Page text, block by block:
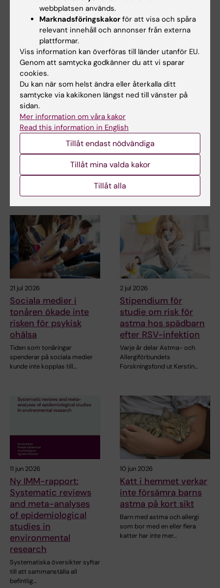
Kalenderhändelse
Tags
Biostatistik Epidemiologi
Uppdaterad av:
Gunilla Sonnebring 2023-03-27
Innehållsgranskare:
Gunilla Sonnebring
Dela
Relaterade artiklar
21 jul 2026
Sociala medier i
tonåren ökade inte
risken för psykisk
ohälsa
Tiden som tonåringar
spenderar på sociala medier
kunde inte kopplas till…
2 jul 2026
Stipendium för
studie om risk för
astma hos spädbarn
efter RSV-infektion
Varje år delar Astma- och
Allergiförbundets
Forskningsfond ut Kerstin…
11 jun 2026
Ny IMM-rapport:
Systematic reviews
and meta-analyses
of epidemiological
studies in
environmental
research
Systematiska översikter syftar
till att sammanställa all
befintlig…
10 jun 2026
Katt i hemmet verkar
inte försämra barns
astma på kort sikt
Barn med astma och allergi
som bor med en eller flera
katter har inte mer…
webbplatsen används.
Marknadsföringskakor för att visa och spåra
relevant innehåll och annonser från externa
plattformar.
Viss information kan överföras till länder utanför EU.
Genom att samtycka godkänner du att vi sparar
cookies.
Du kan när som helst ändra eller återkalla ditt
samtycke via kakikonen längst ned till vänster på
sidan.
Mer information om våra kakor
Read this information in English
Tillåt endast nödvändiga
Tillåt mina valda kakor
Tillåt alla